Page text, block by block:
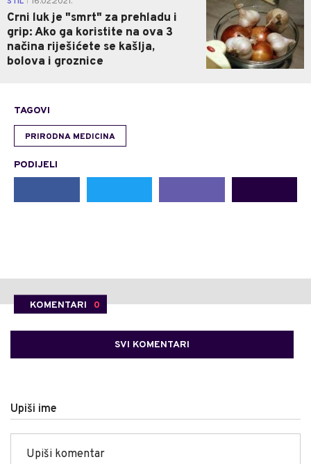
Crni luk je "smrt" za prehladu i
grip: Ako ga koristite na ova 3
načina riješićete se kašlja,
bolova i groznice
TAGOVI
PRIRODNA MEDICINA
PODIJELI
KOMENTARI 0
SVI KOMENTARI
Upiši ime